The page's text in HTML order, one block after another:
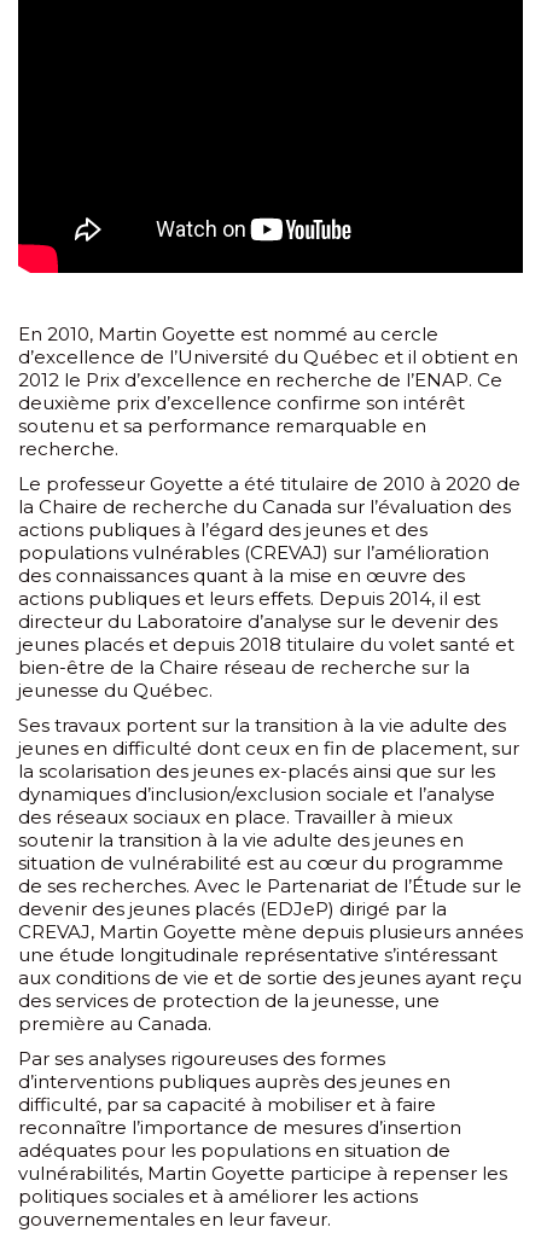
En 2010, Martin Goyette est nommé au cercle
d’excellence de l’Université du Québec et il obtient en
2012 le Prix d’excellence en recherche de l’ENAP. Ce
deuxième prix d’excellence confirme son intérêt
soutenu et sa performance remarquable en
recherche.
Le professeur Goyette a été titulaire de 2010 à 2020 de
la Chaire de recherche du Canada sur l’évaluation des
actions publiques à l’égard des jeunes et des
populations vulnérables (CREVAJ) sur l’amélioration
des connaissances quant à la mise en œuvre des
actions publiques et leurs effets. Depuis 2014, il est
directeur du Laboratoire d’analyse sur le devenir des
jeunes placés et depuis 2018 titulaire du volet santé et
bien-être de la Chaire réseau de recherche sur la
jeunesse du Québec.
Ses travaux portent sur la transition à la vie adulte des
jeunes en difficulté dont ceux en fin de placement, sur
la scolarisation des jeunes ex-placés ainsi que sur les
dynamiques d’inclusion/exclusion sociale et l’analyse
des réseaux sociaux en place. Travailler à mieux
soutenir la transition à la vie adulte des jeunes en
situation de vulnérabilité est au cœur du programme
de ses recherches. Avec le Partenariat de l’Étude sur le
devenir des jeunes placés (EDJeP) dirigé par la
CREVAJ, Martin Goyette mène depuis plusieurs années
une étude longitudinale représentative s’intéressant
aux conditions de vie et de sortie des jeunes ayant reçu
des services de protection de la jeunesse, une
première au Canada.
Par ses analyses rigoureuses des formes
d’interventions publiques auprès des jeunes en
difficulté, par sa capacité à mobiliser et à faire
reconnaître l’importance de mesures d’insertion
adéquates pour les populations en situation de
vulnérabilités, Martin Goyette participe à repenser les
politiques sociales et à améliorer les actions
gouvernementales en leur faveur.